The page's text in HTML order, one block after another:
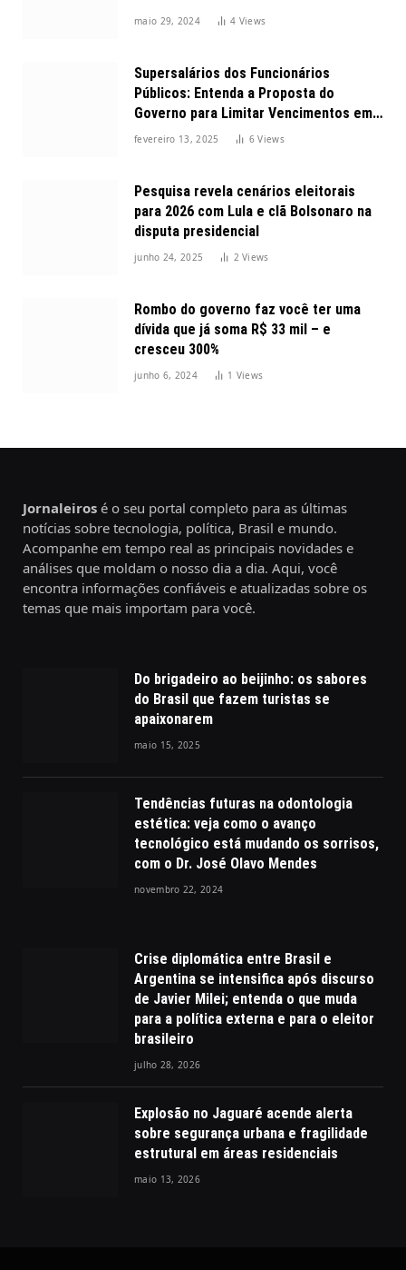
maio 29, 2024 4 Views
Supersalários dos Funcionários
Públicos: Entenda a Proposta do
Governo para Limitar Vencimentos em
2025
fevereiro 13, 2025 6Views
Pesquisa revela cenários eleitorais
para 2026 com Lula e clã Bolsonaro na
disputa presidencial
junho 24, 2025 2Views
Rombo do governo faz você ter uma
dívida que já soma R$ 33 mil – e
cresceu 300%
junho 6, 2024 1 Views
Jornaleiros é o seu portal completo para as últimas
notícias sobre tecnologia, política, Brasil e mundo.
Acompanhe em tempo real as principais novidades e
análises que moldam o nosso dia a dia. Aqui, você
encontra informações confiáveis e atualizadas sobre os
temas que mais importam para você.
Do brigadeiro ao beijinho: os sabores
do Brasil que fazem turistas se
apaixonarem
maio 15, 2025
Tendências futuras na odontologia
estética: veja como o avanço
tecnológico está mudando os sorrisos,
com o Dr. José Olavo Mendes
novembro 22, 2024
Crise diplomática entre Brasil e
Argentina se intensifica após discurso
de Javier Milei; entenda o que muda
para a política externa e para o eleitor
brasileiro
julho 28, 2026
Explosão no Jaguaré acende alerta
sobre segurança urbana e fragilidade
estrutural em áreas residenciais
maio 13, 2026